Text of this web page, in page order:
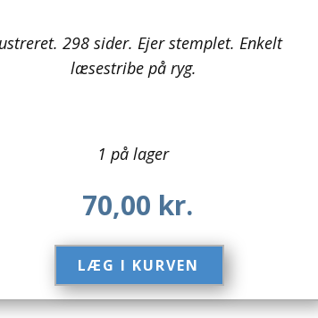
298 sider. Ejer stemplet. Enkelt
læsestribe på ryg.
1 på lager
70,00 kr.
LÆG I KURVEN​